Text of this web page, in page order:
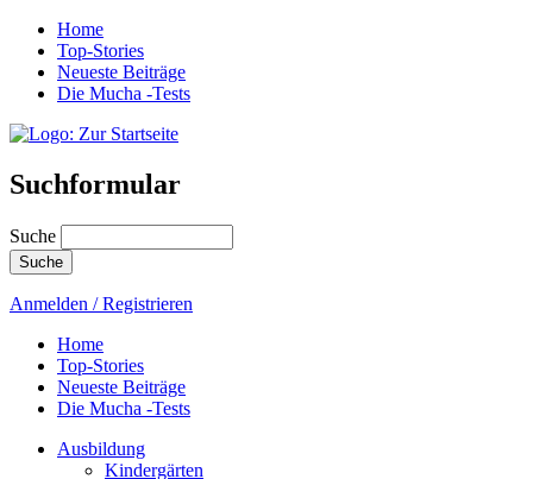
Home
Top-Stories
Neueste Beiträge
Die Mucha -Tests
Suchformular
Suche
Anmelden / Registrieren
Home
Top-Stories
Neueste Beiträge
Die Mucha -Tests
Ausbildung
Kindergärten